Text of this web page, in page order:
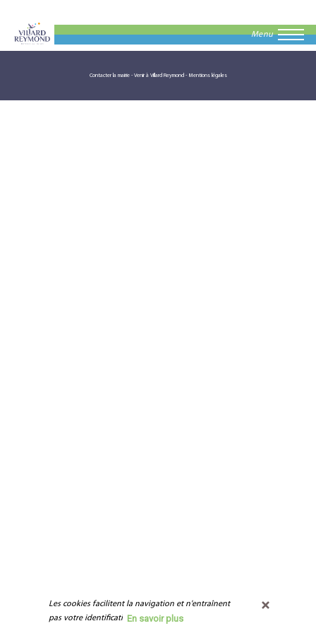
Menu
Contacter la mairie- Venir à Villard Reymond - Mentions légales
Les cookies facilitent la navigation et n'entraînent
pas votre identification.En savoir plus